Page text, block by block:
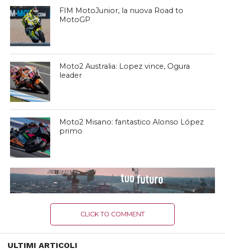
FIM MotoJunior, la nuova Road to
MotoGP
Moto2 Australia: Lopez vince, Ogura
leader
Moto2 Misano: fantastico Alonso López
primo
CLICK TO COMMENT
ULTIMI ARTICOLI